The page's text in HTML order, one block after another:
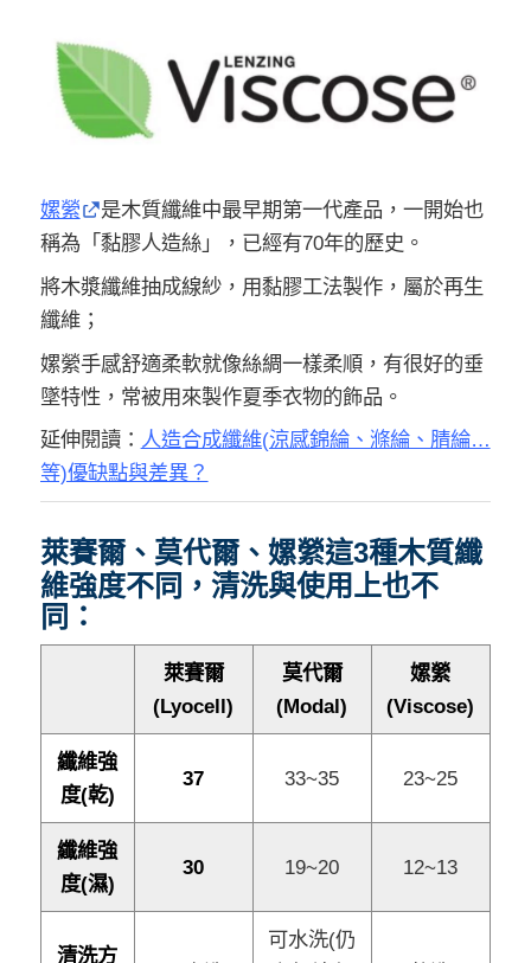
嫘縈
是木質纖維中最早期第一代產品，一開始也
稱為「黏膠人造絲」，已經有70年的歷史。
將木漿纖維抽成線紗，用黏膠工法製作，屬於再生
纖維；
嫘縈手感舒適柔軟就像絲綢一樣柔順，有很好的垂
墜特性，常被用來製作夏季衣物的飾品。
延伸閱讀： 人造合成纖維(涼感錦綸、滌綸、腈綸…
等)優缺點與差異？
萊賽爾、莫代爾、嫘縈這3種木質纖
維強度不同，清洗與使用上也不
同：
萊賽爾
(Lyocell)
莫代爾
(Modal)
嫘縈
(Viscose)
纖維強
度(乾)
37 33~35 23~25
纖維強
度(濕)
30 19~20 12~13
清洗方
可水洗(仍